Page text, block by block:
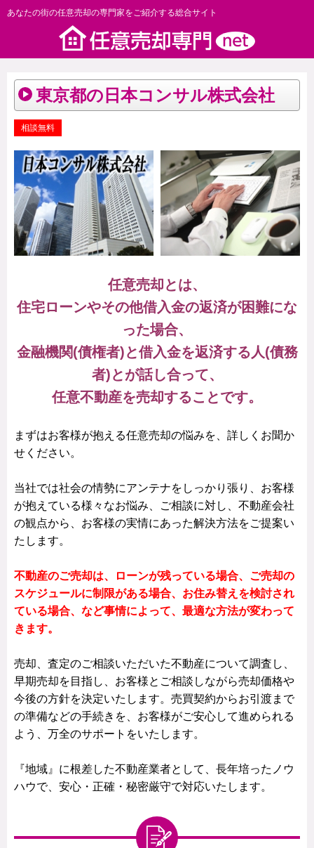
あなたの街の任意売却の専門家をご紹介する総合サイト
東京都の日本コンサル株式会社
相談無料
任意売却とは、
住宅ローンやその他借入金の返済が困難にな
った場合、
金融機関(債権者)と借入金を返済する人(債務
者)とが話し合って、
任意不動産を売却することです。
まずはお客様が抱える任意売却の悩みを、詳しくお聞か
せください。
当社では社会の情勢にアンテナをしっかり張り、お客様
が抱えている様々なお悩み、ご相談に対し、不動産会社
の観点から、お客様の実情にあった解決方法をご提案い
たします。
不動産のご売却は、ローンが残っている場合、ご売却の
スケジュールに制限がある場合、お住み替えを検討され
ている場合、など事情によって、最適な方法が変わって
きます。
売却、査定のご相談いただいた不動産について調査し、
早期売却を目指し、お客様とご相談しながら売却価格や
今後の方針を決定いたします。売買契約からお引渡まで
の準備などの手続きを、お客様がご安心して進められる
よう、万全のサポートをいたします。
『地域』に根差した不動産業者として、長年培ったノウ
ハウで、安心・正確・秘密厳守で対応いたします。